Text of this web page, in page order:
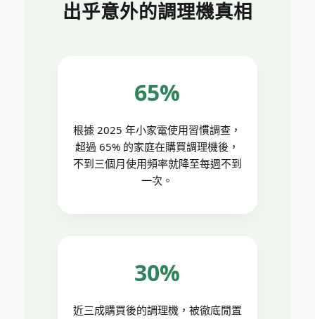
出乎意外的調理機真相
65%
根據 2025 年小家電使用習慣調查，
超過 65% 的家庭在購買調理機後，
不到三個月使用頻率就降至每週不到
一次。
30%
近三成購買後的調理機，被徹底閒置